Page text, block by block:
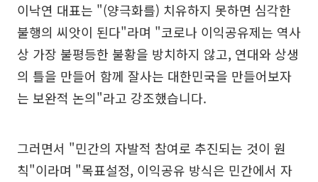
이낙연 대표는 "(양극화를) 치유하지 못하면 심각한
불행의 씨앗이 된다"라며 "코로나 이익공유제는 역사
상 가장 불평등한 불황을 방치하지 않고, 연대와 상생
의 틀을 만들어 함께 잘사는 대한민국을 만들어보자
는 보완적 논의"라고 강조했습니다.
그러면서 "민간의 자발적 참여로 추진되는 것이 원
칙"이라며 "목표설정, 이익공유 방식은 민간에서 자